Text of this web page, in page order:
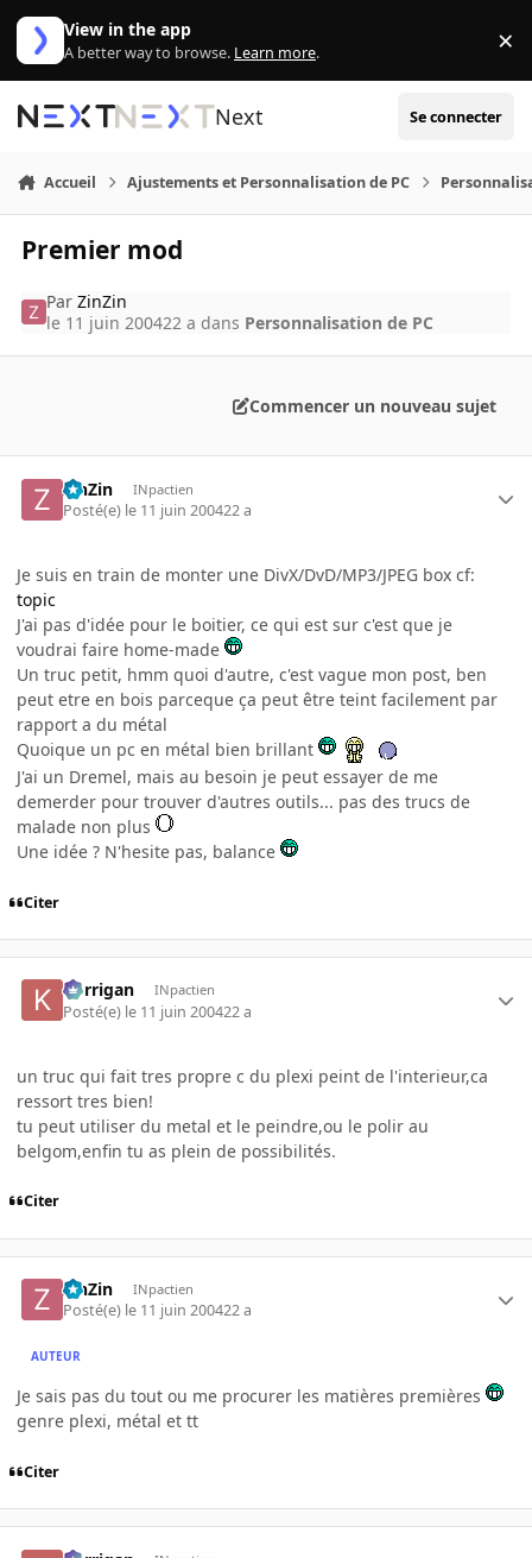
Aller au contenu
View in the app
A better way to browse. Learn more. ×
Next Se connecter
Accueil Ajustements et Personnalisation de PC
Premier mod
ParZinZin
le 11 juin 200422 a dans Personnalisation de PC
Commencer un nouveau sujet
ZinZin INpactien
Posté(e) le 11 juin 200422 a
Je suis en train de monter une DivX/DvD/MP3/JPEG box cf:
topic
J'ai pas d'idée pour le boitier, ce qui est sur c'est que je
voudrai faire home-made
Un truc petit, hmm quoi d'autre, c'est vague mon post, ben
peut etre en bois parceque ça peut être teint facilement par
rapport a du métal
Quoique un pc en métal bien brillant
J'ai un Dremel, mais au besoin je peut essayer de me
demerder pour trouver d'autres outils... pas des trucs de
malade non plus
Une idée ? N'hesite pas, balance
Citer
korrigan INpactien
Posté(e) le 11 juin 200422 a
un truc qui fait tres propre c du plexi peint de l'interieur,ca
ressort tres bien!
tu peut utiliser du metal et le peindre,ou le polir au
belgom,enfin tu as plein de possibilités.
Citer
ZinZin INpactien
Posté(e) le 11 juin 200422 a
AUTEUR
Je sais pas du tout ou me procurer les matières premières
genre plexi, métal et tt
Citer